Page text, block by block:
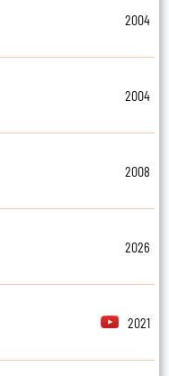
2004
2004
2008
2026
2021